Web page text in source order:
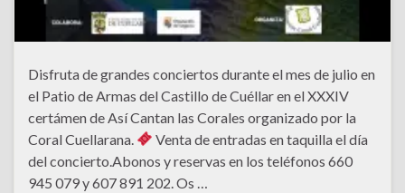
Disfruta de grandes conciertos durante el mes de julio en
el Patio de Armas del Castillo de Cuéllar en el XXXIV
certámen de Así Cantan las Corales organizado por la
Coral Cuellarana.
Venta de entradas en taquilla el día
del concierto.Abonos y reservas en los teléfonos 660
945 079 y 607 891 202. Os …